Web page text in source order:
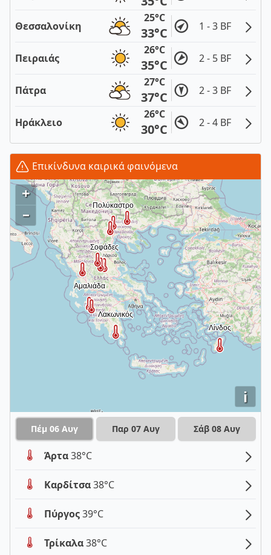
Θεσσαλονίκη
25°C
33°C 1 - 3 BF
Πειραιάς
26°C
35°C 2 - 5 BF
Πάτρα
27°C
37°C 2 - 3 BF
Ηράκλειο
26°C
30°C 2 - 4 BF
Επικίνδυνα καιρικά φαινόμενα
i
+
–
Πέμ 06 Αυγ Παρ 07 Αυγ Σάβ 08 Αυγ
Άρτα38°C
Καρδίτσα38°C
Πύργος39°C
Τρίκαλα38°C